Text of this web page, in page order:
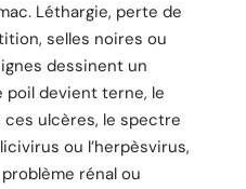
Léthargie, perte de
selles noires ou
dessinent un
poil devient terne, le
ces ulcères, le spectre
ou l’herpèsvirus,
rénal ou